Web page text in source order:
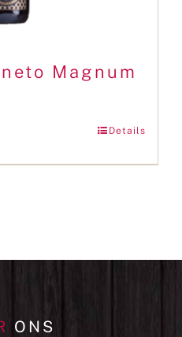
Magnum
Details
ONS